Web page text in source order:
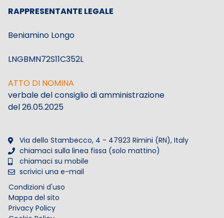
RAPPRESENTANTE LEGALE
Beniamino Longo
LNGBMN72S11C352L
ATTO DI NOMINA
verbale del consiglio di amministrazione
del 26.05.2025
Via dello Stambecco, 4 - 47923 Rimini (RN), Italy
chiamaci sulla linea fissa (solo mattino)
chiamaci su mobile
scrivici una e-mail
Condizioni d'uso
Mappa del sito
Privacy Policy